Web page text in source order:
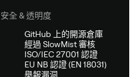
安全 & 透明度
GitHub 上的開源倉庫
經過 SlowMist 審核
ISO/IEC 27001 認證
EU NB 認證 (EN 18031)
舉報漏洞